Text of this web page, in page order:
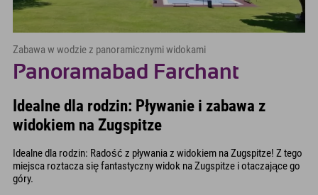
Zabawa w wodzie z panoramicznymi widokami
Panoramabad Farchant
Idealne dla rodzin: Pływanie i zabawa z
widokiem na Zugspitze
Idealne dla rodzin: Radość z pływania z widokiem na Zugspitze! Z tego
miejsca roztacza się fantastyczny widok na Zugspitze i otaczające go
góry.